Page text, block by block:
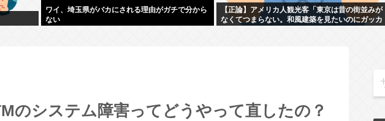
ワイ、埼玉県がバカにされる理由がガチで分から
ない
【正論】アメリカ人観光客「東京は昔の街並みが
なくてつまらない。和風建築を見たいのにガッカ
のシステム障害ってどうやって直したの？